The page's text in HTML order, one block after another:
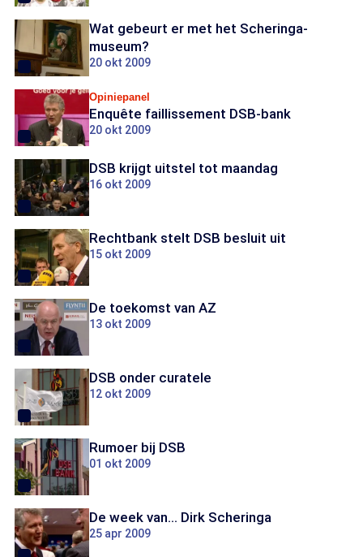
Wat gebeurt er met het Scheringa-
museum?
20 okt 2009
Opiniepanel
Enquête faillissement DSB-bank
20 okt 2009
DSB krijgt uitstel tot maandag
16 okt 2009
Rechtbank stelt DSB besluit uit
15 okt 2009
De toekomst van AZ
13 okt 2009
DSB onder curatele
12 okt 2009
Rumoer bij DSB
01 okt 2009
De week van... Dirk Scheringa
25 apr 2009